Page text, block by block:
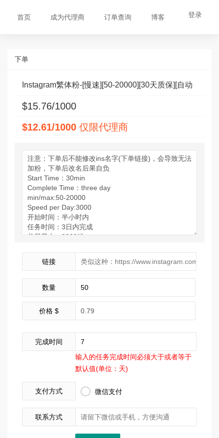
首页 成为代理商 订单查询 博客 登录
下单
Instagram繁体粉-[慢速][50-20000][30天质保][自动
补粉]
$15.76/1000
$12.61/1000 仅限代理商
链接
数量
价格 $
完成时间
输入的任务完成时间必须大于或者等于
默认值(单位：天)
支付方式  微信支付
联系方式